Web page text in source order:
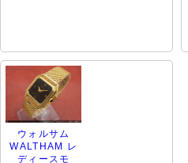
ウォルサム
WALTHAM レ
ディースモ